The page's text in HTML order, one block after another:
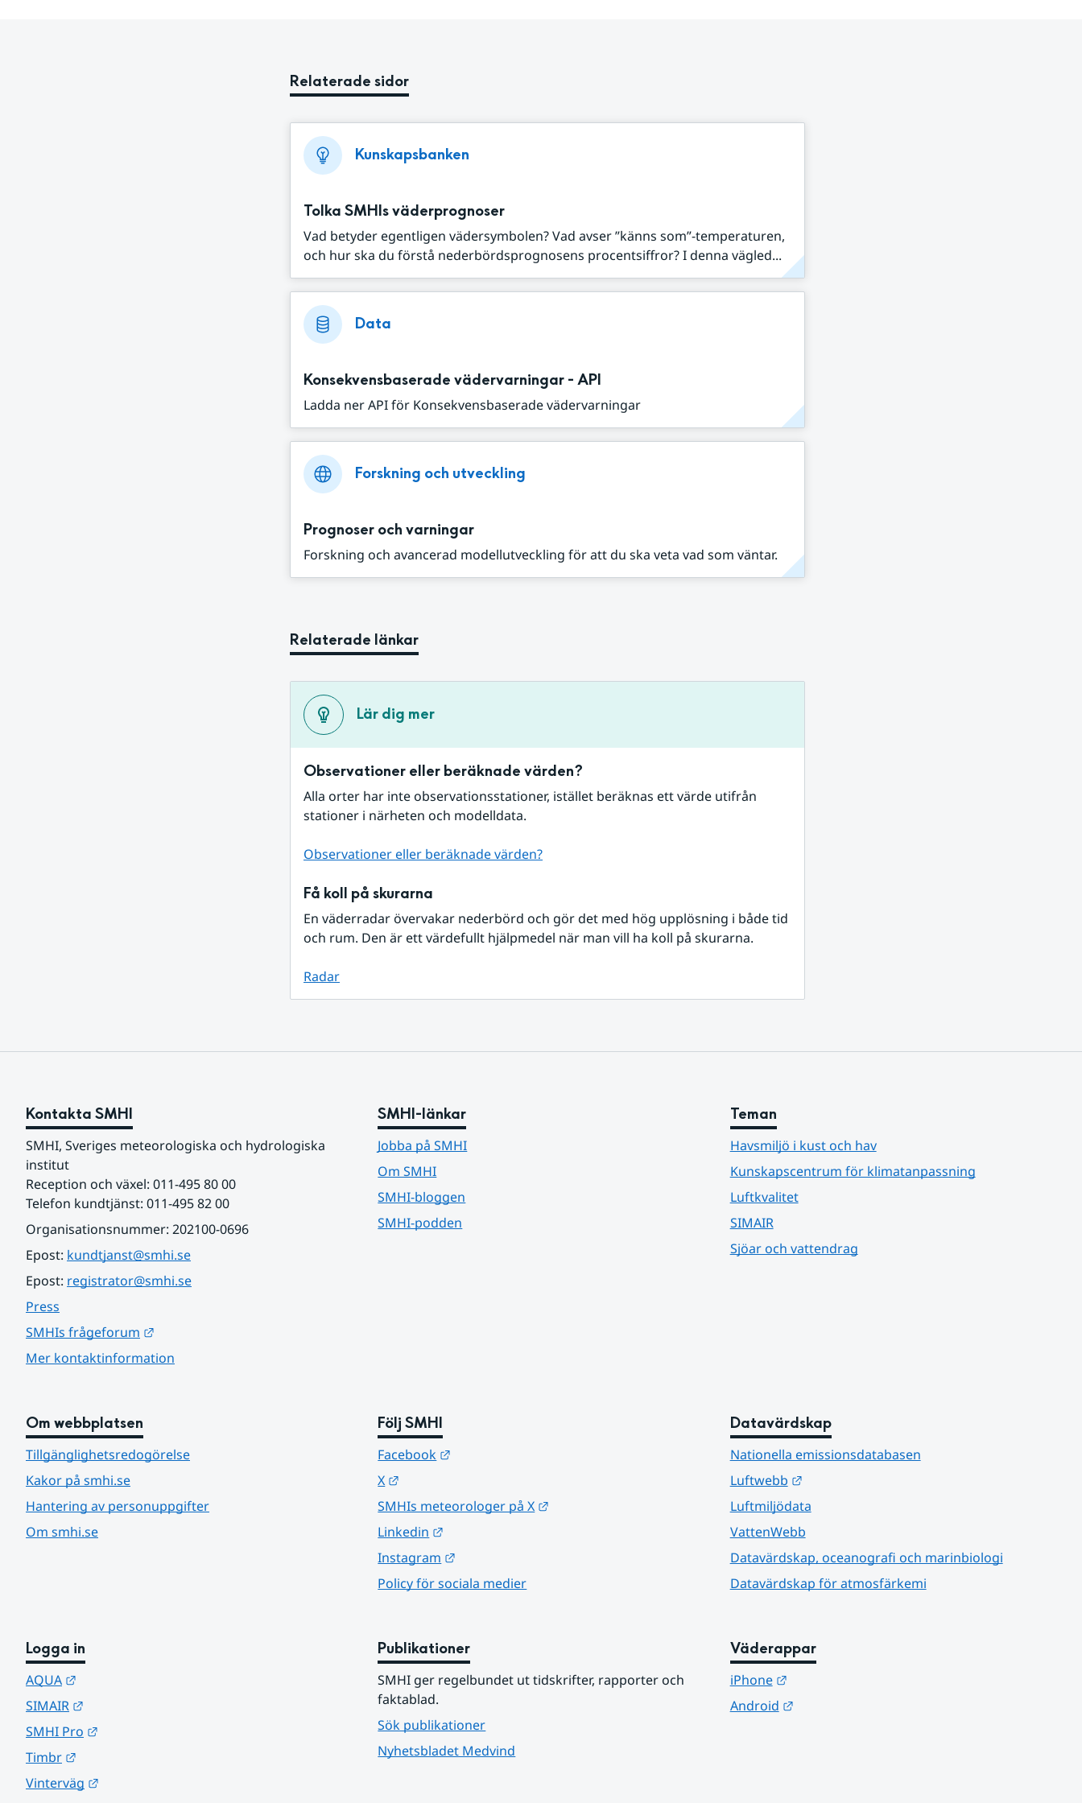
Relaterade sidor
Kunskapsbanken
Tolka SMHIs väderprognoser
Vad betyder egentligen vädersymbolen? Vad avser ”känns som”-temperaturen,
och hur ska du förstå nederbördsprognosens procentsiffror? I denna vägled...
Data
Konsekvensbaserade vädervarningar - API
Ladda ner API för Konsekvensbaserade vädervarningar
Forskning och utveckling
Prognoser och varningar
Forskning och avancerad modellutveckling för att du ska veta vad som väntar.
Relaterade länkar
Lär dig mer
Observationer eller beräknade värden?
Alla orter har inte observationsstationer, istället beräknas ett värde utifrån
stationer i närheten och modelldata.
Observationer eller beräknade värden?
Få koll på skurarna
En väderradar övervakar nederbörd och gör det med hög upplösning i både tid
och rum. Den är ett värdefullt hjälpmedel när man vill ha koll på skurarna.
Radar
Kontakta SMHI
SMHI, Sveriges meteorologiska och hydrologiska
institut
Reception och växel: 011-495 80 00
Telefon kundtjänst: 011-495 82 00
Organisationsnummer: 202100-0696
Epost: kundtjanst@smhi.se
Epost: registrator@smhi.se
Press
SMHIs frågeforum
Mer kontaktinformation
SMHI-länkar
Jobba på SMHI
Om SMHI
SMHI-bloggen
SMHI-podden
Teman
Havsmiljö i kust och hav
Kunskapscentrum för klimatanpassning
Luftkvalitet
SIMAIR
Sjöar och vattendrag
Om webbplatsen
Tillgänglighetsredogörelse
Kakor på smhi.se
Hantering av personuppgifter
Om smhi.se
Följ SMHI
Facebook
X
SMHIs meteorologer på X
Linkedin
Instagram
Policy för sociala medier
Datavärdskap
Nationella emissionsdatabasen
Luftwebb
Länk till annan webbplats.
Luftmiljödata
VattenWebb
Datavärdskap, oceanografi och marinbiologi
Datavärdskap för atmosfärkemi
Logga in
AQUA
SIMAIR
SMHI Pro
Timbr
Vinterväg
Publikationer
SMHI ger regelbundet ut tidskrifter, rapporter och
faktablad.
Sök publikationer
Nyhetsbladet Medvind
Väderappar
iPhone
Länk till annan webbplats.
Android
Länk till annan webbplats.